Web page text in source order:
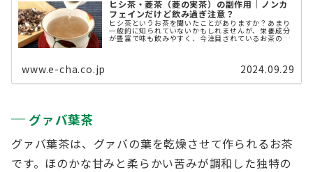
ヒシ茶・菱茶（菱の実茶）の副作用｜ノンカ
フェインだけど飲み過ぎ注意？
ヒシ茶というお茶を聞いたことがありますか？あまり
一般的に知られていないかもしれませんが、栄養成分
が豊富で味も飲みやすく、今注目されているお茶の1
つです。 本記事では、ヒシ茶・菱茶（菱の実茶）を解
www.e-cha.co.jp 2024.09.29
グァバ葉茶
グァバ葉茶は、グァバの葉を乾燥させて作られるお茶
です。ほのかな甘みと柔らかい苦みが調和した独特の